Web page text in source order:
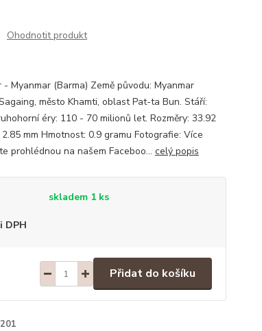
Ohodnotit produkt
Myanmar (Barma) Země původu: Myanmar
město Khamti, oblast Pat-ta Bun. Stáří:
éry: 110 - 70 milionů let. Rozměry: 33.92
mm Hmotnost: 0.9 gramu Fotografie: Více
prohlédnou na našem Faceboo... celý popis
skladem 1 ks
DPH
Přidat do košíku